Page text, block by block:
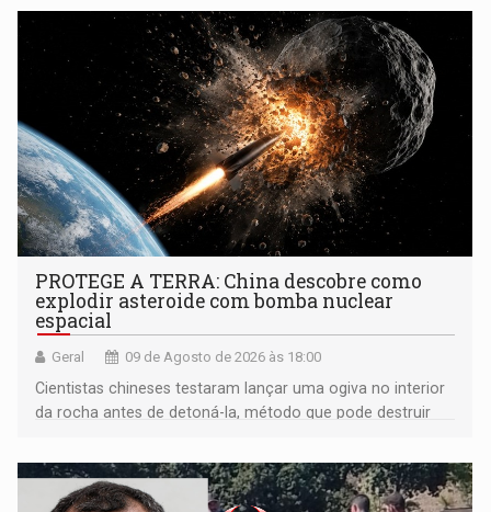
PROTEGE A TERRA: China descobre como
explodir asteroide com bomba nuclear
espacial
Geral 09 de Agosto de 2026 às 18:00
Cientistas chineses testaram lançar uma ogiva no interior
da rocha antes de detoná-la, método que pode destruir